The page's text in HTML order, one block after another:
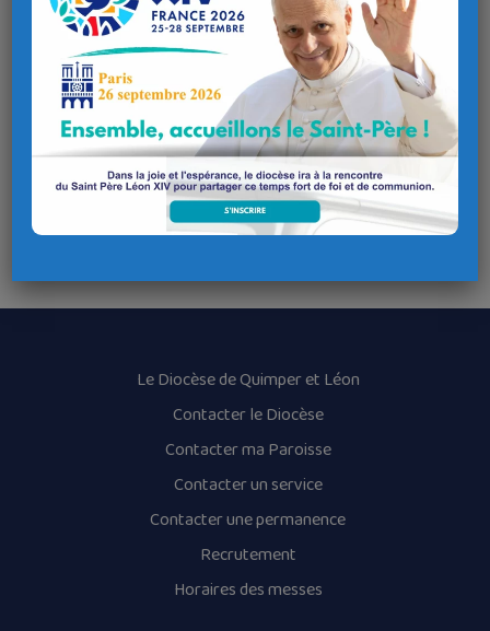
Le Diocèse de Quimper et Léon
Contacter le Diocèse
Contacter ma Paroisse
Contacter un service
Contacter une permanence
Recrutement
Horaires des messes